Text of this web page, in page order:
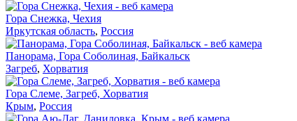
Гора Снежка, Чехия
Иркутская область, Россия
Панорама, Гора Соболиная, Байкальск
Загреб, Хорватия
Гора Слеме, Загреб, Хорватия
Крым, Россия